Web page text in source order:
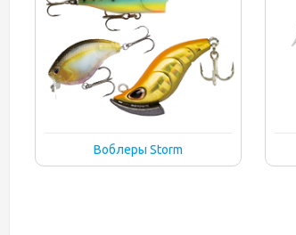
Воблеры Storm